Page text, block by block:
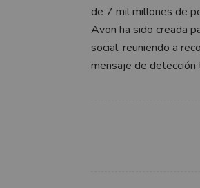
de 7 mil millones de
Avon ha sido creada
social, reuniendo a
mensaje de detección